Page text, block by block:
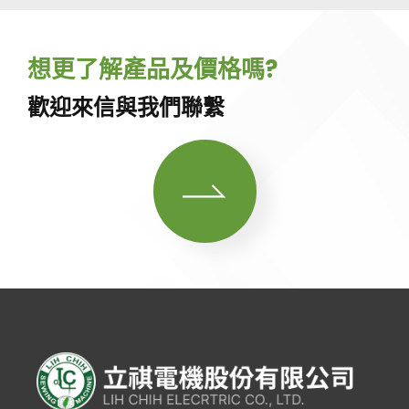
想更了解產品及價格嗎?
歡迎來信與我們聯繫